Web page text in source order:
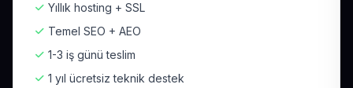
Yıllık hosting + SSL
Temel SEO + AEO
1-3 iş günü teslim
1 yıl ücretsiz teknik destek